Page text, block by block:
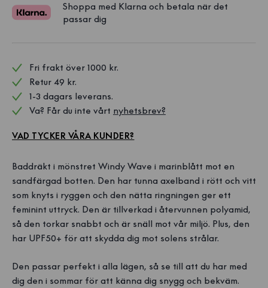
Shoppa med Klarna och betala när det
passar dig
Fri frakt över 1000 kr.
Retur 49 kr.
1-3 dagars leverans.
Va? Får du inte vårt nyhetsbrev?
VAD TYCKER VÅRA KUNDER?
Baddräkt i mönstret Windy Wave i marinblått mot en
sandfärgad botten. Den har tunna axelband i rött och vitt
som knyts i ryggen och den nätta ringningen ger ett
feminint uttryck. Den är tillverkad i återvunnen polyamid,
så den torkar snabbt och är snäll mot vår miljö. Plus, den
har UPF50+ för att skydda dig mot solens strålar.
Den passar perfekt i alla lägen, så se till att du har med
dig den i sommar för att känna dig snygg och bekväm.